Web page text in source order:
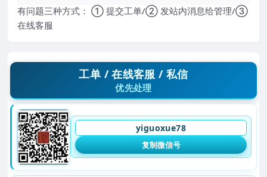
有问题三种方式： ① 提交工单/② 发站内消息给管理/③
在线客服
工单 / 在线客服 / 私信
优先处理
yiguoxue78
复制微信号